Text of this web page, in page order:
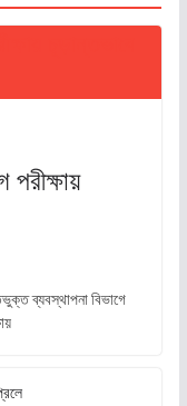
পরীক্ষায়
ব্যবস্থাপনা বিভাগে